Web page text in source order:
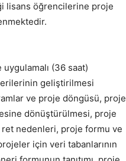
lisans öğrencilerine proje
(36 saat)
geliştirilmesi
ve proje döngüsü, proje
dönüştürülmesi, proje
ret nedenleri, proje formu ve
için veri tabanlarının